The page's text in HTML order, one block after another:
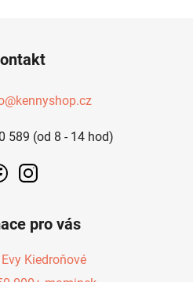
@kennyshop.cz
589 (od 8 - 14 hod)
pro vás
Kiedroňové